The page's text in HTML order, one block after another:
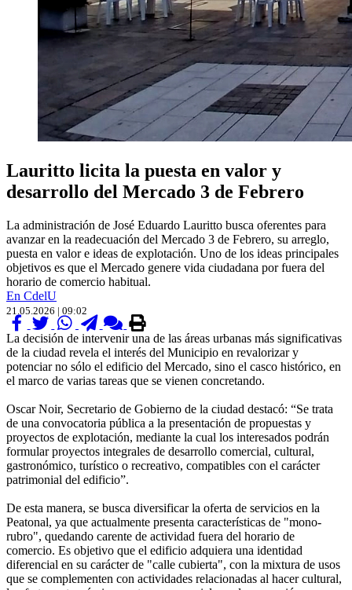
Lauritto licita la puesta en valor y
desarrollo del Mercado 3 de Febrero
La administración de José Eduardo Lauritto busca oferentes para
avanzar en la readecuación del Mercado 3 de Febrero, su arreglo,
puesta en valor e ideas de explotación. Uno de los ideas principales
objetivos es que el Mercado genere vida ciudadana por fuera del
horario de comercio habitual.
En CdelU
21.05.2026 | 09:02
La decisión de intervenir una de las áreas urbanas más significativas
de la ciudad revela el interés del Municipio en revalorizar y
potenciar no sólo el edificio del Mercado, sino el casco histórico, en
el marco de varias tareas que se vienen concretando.
Oscar Noir, Secretario de Gobierno de la ciudad destacó: “Se trata
de una convocatoria pública a la presentación de propuestas y
proyectos de explotación, mediante la cual los interesados podrán
formular proyectos integrales de desarrollo comercial, cultural,
gastronómico, turístico o recreativo, compatibles con el carácter
patrimonial del edificio”.
De esta manera, se busca diversificar la oferta de servicios en la
Peatonal, ya que actualmente presenta características de "mono-
rubro", quedando carente de actividad fuera del horario de
comercio. Es objetivo que el edificio adquiera una identidad
diferencial en su carácter de "calle cubierta", con la mixtura de usos
que se complementen con actividades relacionadas al hacer cultural,